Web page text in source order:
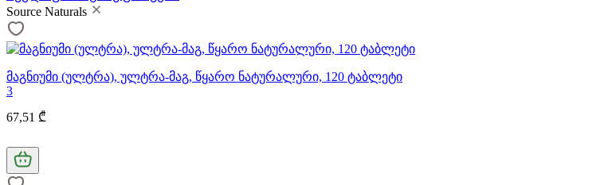
Source Naturals
მაგნიუმი (ულტრა), ულტრა-მაგ, წყარო ნატურალური, 120 ტაბლეტი
3
67,51 ₾